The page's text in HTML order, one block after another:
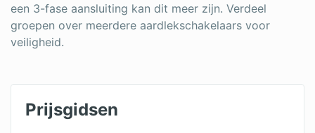
een 3-fase aansluiting kan dit meer zijn. Verdeel
groepen over meerdere aardlekschakelaars voor
veiligheid.
Prijsgidsen